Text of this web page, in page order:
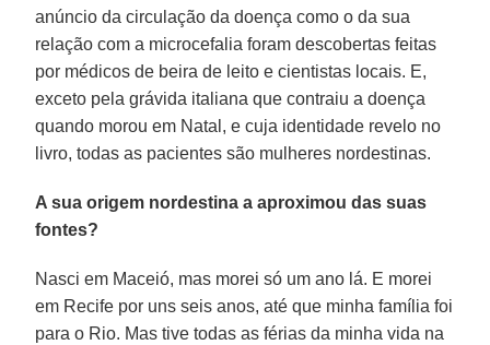
anúncio da circulação da doença como o da sua
relação com a microcefalia foram descobertas feitas
por médicos de beira de leito e cientistas locais. E,
exceto pela grávida italiana que contraiu a doença
quando morou em Natal, e cuja identidade revelo no
livro, todas as pacientes são mulheres nordestinas.
A sua origem nordestina a aproximou das suas
fontes?
Nasci em Maceió, mas morei só um ano lá. E morei
em Recife por uns seis anos, até que minha família foi
para o Rio. Mas tive todas as férias da minha vida na